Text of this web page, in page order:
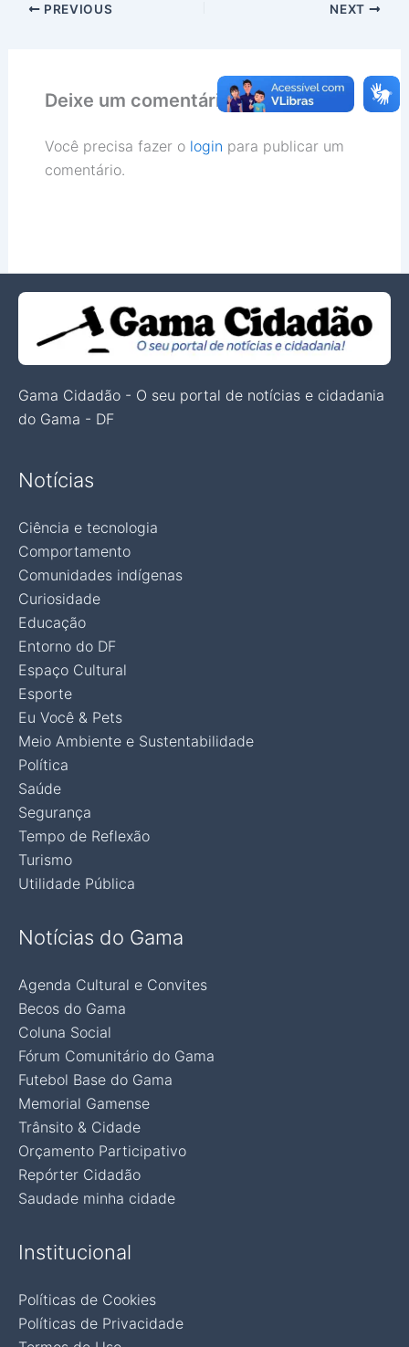
PREVIOUS NEXT
Deixe um comentário
Você precisa fazer o login para publicar um
comentário.
Gama Cidadão - O seu portal de notícias e cidadania
do Gama - DF
Notícias
Ciência e tecnologia
Comportamento
Comunidades indígenas
Curiosidade
Educação
Entorno do DF
Espaço Cultural
Esporte
Eu Você & Pets
Meio Ambiente e Sustentabilidade
Política
Saúde
Segurança
Tempo de Reflexão
Turismo
Utilidade Pública
Notícias do Gama
Agenda Cultural e Convites
Becos do Gama
Coluna Social
Fórum Comunitário do Gama
Futebol Base do Gama
Memorial Gamense
Trânsito & Cidade
Orçamento Participativo
Repórter Cidadão
Saudade minha cidade
Institucional
Políticas de Cookies
Políticas de Privacidade